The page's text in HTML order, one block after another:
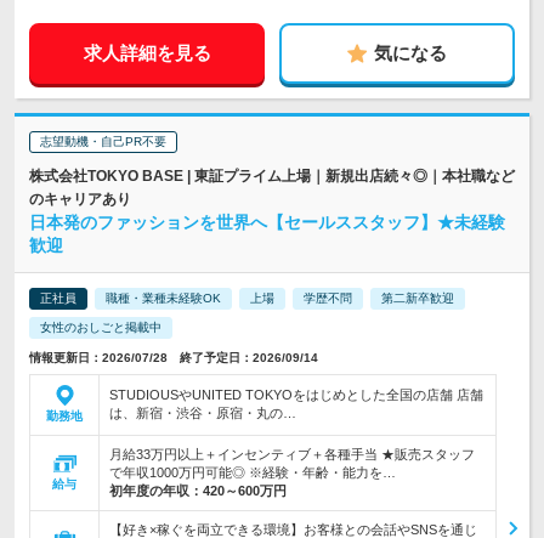
求人詳細を見る 気になる
志望動機・自己PR不要
株式会社TOKYO BASE | 東証プライム上場｜新規出店続々◎｜本社職など
のキャリアあり
日本発のファッションを世界へ【セールススタッフ】★未経験
歓迎
正社員 職種・業種未経験OK 上場 学歴不問 第二新卒歓迎
女性のおしごと掲載中
情報更新日：2026/07/28 終了予定日：2026/09/14
勤務地
STUDIOUSやUNITED TOKYOをはじめとした全国の店舗 店舗
は、新宿・渋谷・原宿・丸の…
給与
月給33万円以上＋インセンティブ＋各種手当 ★販売スタッフ
で年収1000万円可能◎ ※経験・年齢・能力を…
初年度の年収： 420～600万円
【好き×稼ぐを両立できる環境】お客様との会話やSNSを通じ